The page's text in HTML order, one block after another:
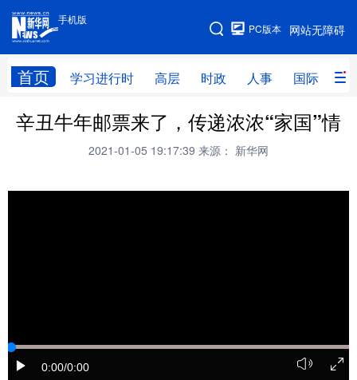
手机版
网站无障碍
PC版本
首页 学习进行时 高层 时政 人事 国际 财
手机版
网站地图
学习进行时 高层 时政 人事
财经 网评
台湾 思客智库 全球连线 教育
数字经济
辛丑牛年邮票来了，传递浓浓“家国”情
2021-01-05 19:17:39 来源： 新华网
0:00/0:00